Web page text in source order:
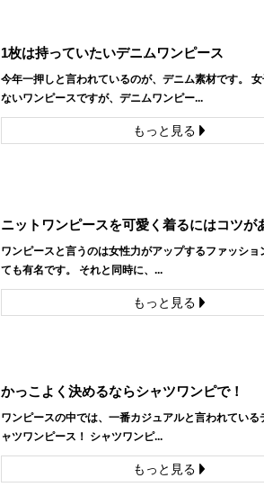
1枚は持っていたいデニムワンピース
今年一押しと言われているのが、デニム素材です。
ないワンピースですが、デニムワンピー...
もっと見る
ニットワンピースを可愛く着るにはコツが
ワンピースと言うのは女性力がアップするファッショ
ても有名です。 それと同時に、...
もっと見る
かっこよく決めるならシャツワンピで！
ワンピースの中では、一番カジュアルと言われている
ャツワンピース！ シャツワンピ...
もっと見る